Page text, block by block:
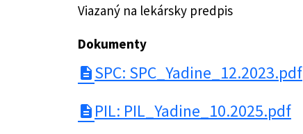
Viazaný na lekársky predpis
Dokumenty
description SPC: SPC_Yadine_12.2023.pdf
description PIL: PIL_Yadine_10.2025.pdf